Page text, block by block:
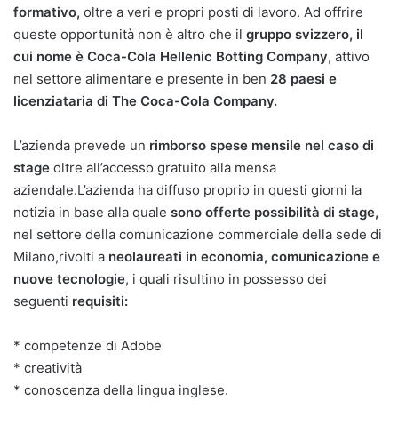
formativo, oltre a veri e propri posti di lavoro. Ad offrire
queste opportunità non è altro che il gruppo svizzero, il
cui nome è Coca-Cola Hellenic Botting Company, attivo
nel settore alimentare e presente in ben 28 paesi e
licenziataria di The Coca-Cola Company.
L’azienda prevede un rimborso spese mensile nel caso di
stage oltre all’accesso gratuito alla mensa
aziendale.L’azienda ha diffuso proprio in questi giorni la
notizia in base alla quale sono offerte possibilità di stage,
nel settore della comunicazione commerciale della sede di
Milano,rivolti a neolaureati in economia, comunicazione e
nuove tecnologie, i quali risultino in possesso dei
seguenti requisiti:
* competenze di Adobe
* creatività
* conoscenza della lingua inglese.